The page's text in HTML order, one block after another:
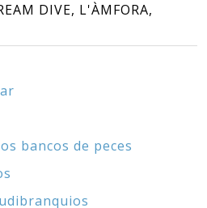
DIVE, L'ÀMFORA,
bancos de peces